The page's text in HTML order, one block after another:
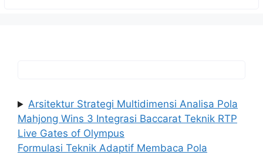
Arsitektur Strategi Multidimensi Analisa Pola
Mahjong Wins 3 Integrasi Baccarat Teknik RTP
Live Gates of Olympus
Formulasi Teknik Adaptif Membaca Pola